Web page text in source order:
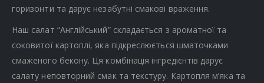
горизонти та дарує незабутні смакові враження.
Наш салат “Англійський” складається з ароматної та
соковитої картоплі, яка підкреслюється шматочками
смаженого бекону. Ця комбінація інгредієнтів дарує
салату неповторний смак та текстуру. Картопля м’яка та